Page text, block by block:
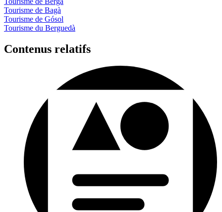
Tourisme de Bagà
Tourisme de Gósol
Tourisme du Berguedà
Contenus relatifs